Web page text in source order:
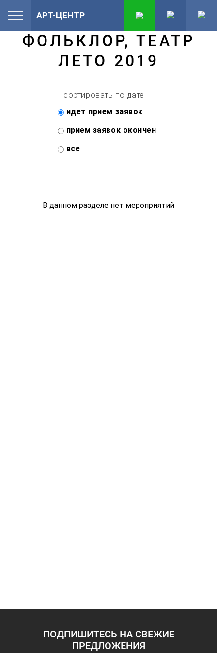
ФОЛЬКЛОР, ТЕАТР
ЛЕТО 2019
сортировать по дате
идет прием заявок
прием заявок окончен
все
В данном разделе нет мероприятий
ПОДПИШИТЕСЬ НА СВЕЖИЕ
ПРЕДЛОЖЕНИЯ
АРТ-ЦЕНТР